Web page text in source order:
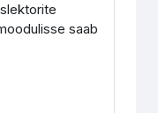
saab